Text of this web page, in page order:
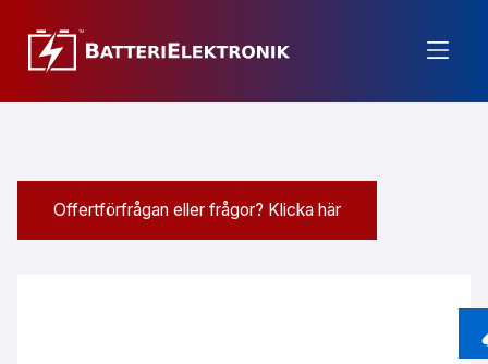
Offertförfrågan eller frågor? Klicka här